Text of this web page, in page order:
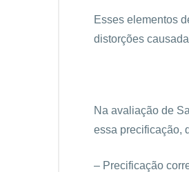
Esses elementos
distorções
Na avaliação de
essa precificação,
– Precificação